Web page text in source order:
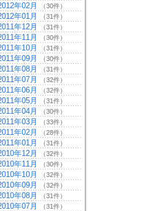
年02月 （30件）
年01月 （31件）
年12月 （31件）
年11月 （30件）
年10月 （31件）
年09月 （30件）
年08月 （31件）
年07月 （32件）
年06月 （32件）
年05月 （31件）
年04月 （30件）
年03月 （33件）
年02月 （28件）
年01月 （31件）
年12月 （32件）
年11月 （30件）
年10月 （32件）
年09月 （32件）
年08月 （31件）
年07月 （31件）